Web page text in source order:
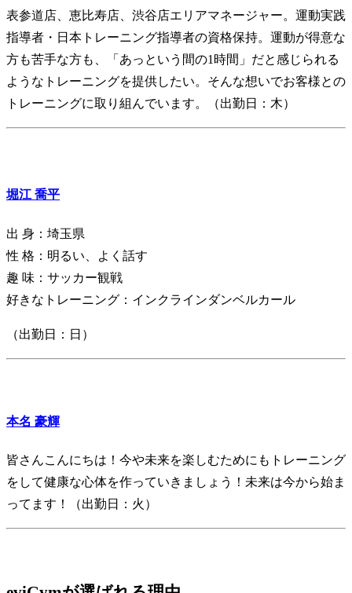
表参道店、恵比寿店、渋谷店エリアマネージャー。運動実践
指導者・日本トレーニング指導者の資格保持。運動が得意な
方も苦手な方も、「あっという間の1時間」だと感じられる
ようなトレーニングを提供したい。そんな想いでお客様との
トレーニングに取り組んでいます。（出勤日：木）
堀江 喬平
出 身：埼玉県
性 格：明るい、よく話す
趣 味：サッカー観戦
好きなトレーニング：インクラインダンベルカール
（出勤日：日）
本名 豪輝
皆さんこんにちは！今や未来を楽しむためにもトレーニング
をして健康な心体を作っていきましょう！未来は今から始ま
ってます！（出勤日：火）